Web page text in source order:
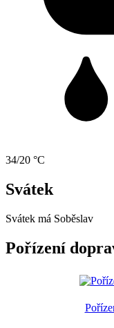
34/20 °C
Svátek
Svátek má Soběslav
Pořízení